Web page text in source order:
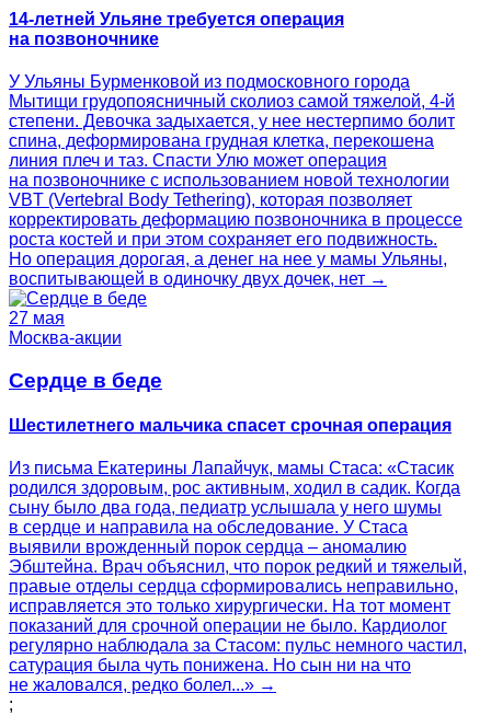
14-летней Ульяне требуется операция
на позвоночнике
У Ульяны Бурменковой из подмосковного города
Мытищи грудопоясничный сколиоз самой тяжелой, 4-й
степени. Девочка задыхается, у нее нестерпимо болит
спина, деформирована грудная клетка, перекошена
линия плеч и таз. Спасти Улю может операция
на позвоночнике с использованием новой технологии
VBT (Vertebral Body Tethering), которая позволяет
корректировать деформацию позвоночника в процессе
роста костей и при этом сохраняет его подвижность.
Но операция дорогая, а денег на нее у мамы Ульяны,
воспитывающей в одиночку двух дочек, нет →
27 мая
Москва-акции
Сердце в беде
Шестилетнего мальчика спасет срочная операция
Из письма Екатерины Лапайчук, мамы Стаса: «Стасик
родился здоровым, рос активным, ходил в садик. Когда
сыну было два года, педиатр услышала у него шумы
в сердце и направила на обследование. У Стаса
выявили врожденный порок сердца – аномалию
Эбштейна. Врач объяснил, что порок редкий и тяжелый,
правые отделы сердца сформировались неправильно,
исправляется это только хирургически. На тот момент
показаний для срочной операции не было. Кардиолог
регулярно наблюдала за Стасом: пульс немного частил,
сатурация была чуть понижена. Но сын ни на что
не жаловался, редко болел...» →
;